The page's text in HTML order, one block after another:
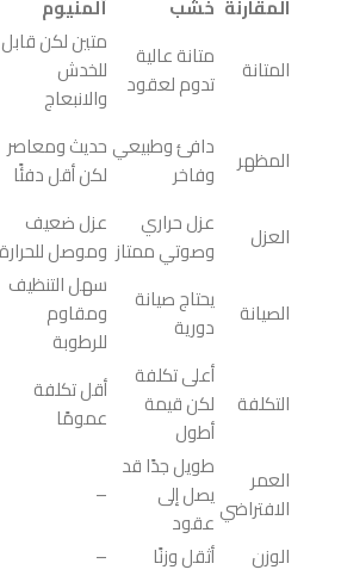
المقارنة خشب
ألمنيوم
المتانة
متانة عالية
تدوم لعقود
متين لكن قابل
للخدش
والانبعاج
المظهر
دافئ وطبيعي
وفاخر
حديث ومعاصر
لكن أقل دفئًا
العزل
عزل حراري
وصوتي ممتاز
عزل ضعيف
وموصل للحرارة
الصيانة
يحتاج صيانة
دورية
سهل التنظيف
ومقاوم
للرطوبة
التكلفة
أعلى تكلفة
لكن قيمة
أطول
أقل تكلفة
عمومًا
العمر
الافتراضي
طويل جدًا قد
يصل إلى
عقود
–
الوزن
أثقل وزنًا –